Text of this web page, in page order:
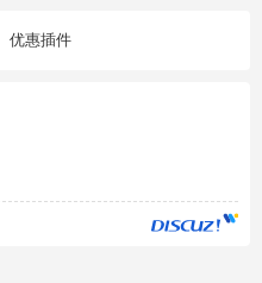
优惠插件